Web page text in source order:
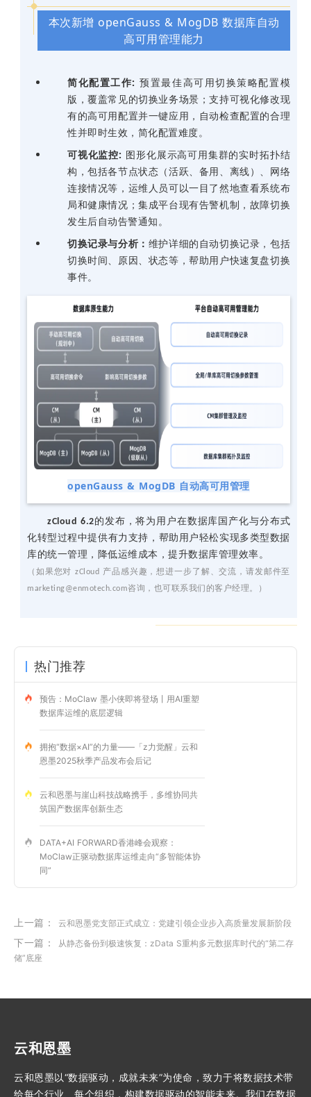
本次新增 openGauss & MogDB 数据库自动
高可用管理能力
简化配置工作:预置最佳高可用切换策略配置模
版，覆盖常见的切换业务场景；支持可视化修改现
有的高可用配置并一键应用，自动检查配置的合理
性并即时生效，简化配置难度。
可视化监控: 图形化展示高可用集群的实时拓扑结
构，包括各节点状态（活跃、备用、离线）、网络
连接情况等，运维人员可以一目了然地查看系统布
局和健康情况；集成平台现有告警机制，故障切换
发生后自动告警通知。
切换记录与分析： 维护详细的自动切换记录，包括
切换时间、原因、状态等，帮助用户快速复盘切换
事件。
openGauss & MogDB 自动高可用管理
zCloud 6.2的发布，将为用户在数据库国产化与分布式
化转型过程中提供有力支持，帮助用户轻松实现多类型数据
库的统一管理，降低运维成本，提升数据库管理效率。
（如果您对 zCloud 产品感兴趣，想进一步了解、交流，请发邮件至
marketing@enmotech.com咨询，也可联系我们的客户经理。）
热门推荐
预告：MoClaw 墨小侠即将登场丨用AI重塑
数据库运维的底层逻辑
拥抱“数据×AI”的力量——「z力觉醒」云和
恩墨2025秋季产品发布会后记
云和恩墨与崖山科技战略携手，多维协同共
筑国产数据库创新生态
DATA+AI FORWARD香港峰会观察：
MoClaw正驱动数据库运维走向“多智能体协
同”
上一篇： 云和恩墨党支部正式成立：党建引领企业步入高质量发展新阶段
下一篇：
从静态备份到极速恢复：zData S重构多元数据库时代的“第二存
储”底座
云和恩墨
云和恩墨以“数据驱动，成就未来”为使命，致力于将数据技术带
给每个行业、每个组织，构建数据驱动的智能未来。我们在数据